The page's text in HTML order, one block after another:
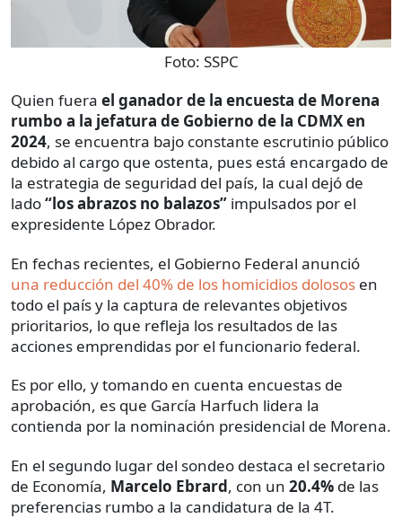
Foto: SSPC
Quien fuera el ganador de la encuesta de Morena
rumbo a la jefatura de Gobierno de la CDMX en
2024, se encuentra bajo constante escrutinio público
debido al cargo que ostenta, pues está encargado de
la estrategia de seguridad del país, la cual dejó de
lado“los abrazos no balazos” impulsados por el
expresidente López Obrador.
En fechas recientes, el Gobierno Federal anunció
una reducción del 40% de los homicidios dolosos en
todo el país y la captura de relevantes objetivos
prioritarios, lo que refleja los resultados de las
acciones emprendidas por el funcionario federal.
Es por ello, y tomando en cuenta encuestas de
aprobación, es que García Harfuch lidera la
contienda por la nominación presidencial de Morena.
En el segundo lugar del sondeo destaca el secretario
de Economía, Marcelo Ebrard, con un 20.4% de las
preferencias rumbo a la candidatura de la 4T.